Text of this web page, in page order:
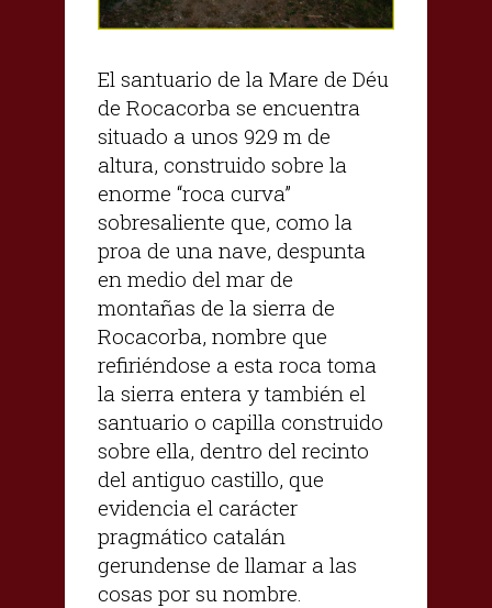
El santuario de la Mare de Déu
de Rocacorba se encuentra
situado a unos 929 m de
altura, construido sobre la
enorme “roca curva”
sobresaliente que, como la
proa de una nave, despunta
en medio del mar de
montañas de la sierra de
Rocacorba, nombre que
refiriéndose a esta roca toma
la sierra entera y también el
santuario o capilla construido
sobre ella, dentro del recinto
del antiguo castillo, que
evidencia el carácter
pragmático catalán
gerundense de llamar a las
cosas por su nombre.